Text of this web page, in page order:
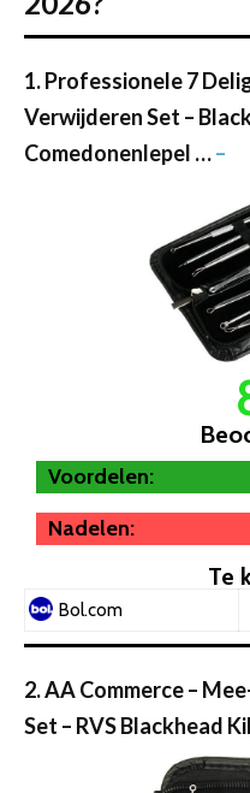
1. Professionele 7
Verwijderen Set –
Comedonenlepel …–
Voordelen:
Nadelen:
Te
Bol.com
2. AA Commerce –
Set – RVS Blackhead